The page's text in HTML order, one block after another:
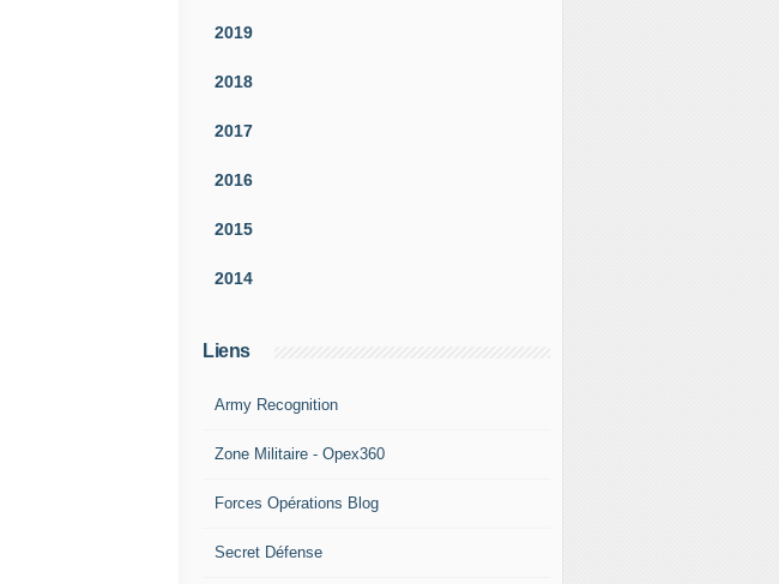
2019
2018
2017
2016
2015
2014
Liens
Army Recognition
Zone Militaire - Opex360
Forces Opérations Blog
Secret Défense